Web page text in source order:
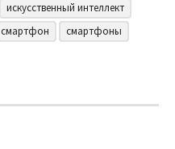
искусственный интеллект
смартфон
смартфоны